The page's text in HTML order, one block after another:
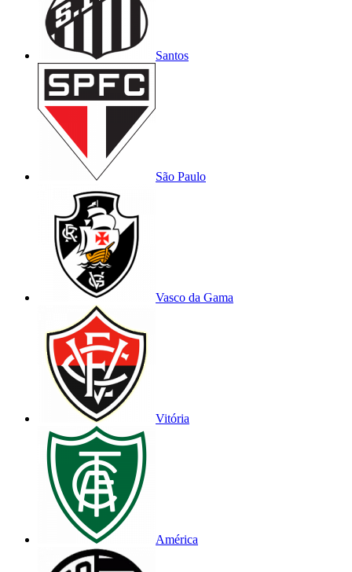
Santos
São Paulo
Vasco da Gama
Vitória
América